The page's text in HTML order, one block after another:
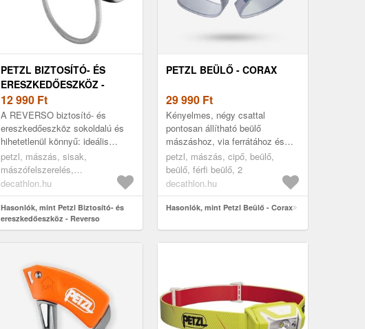
PETZL BIZTOSÍTÓ- ÉS
ERESZKEDŐESZKÖZ -
REVERSO
12 990 Ft
A REVERSO biztosító- és
ereszkedőeszköz sokoldalú és
hihetetlenül könnyű: ideális
sziklamászáshoz, nagyfalra és
alpinizmushoz. Ideális a mászó
bizt...
petzl, mászás, sisak,
mászófelszerelés,
biztosítóeszköz, ......
decathlon.hu
Hasonlók, mint Petzl Biztosító- és
ereszkedőeszköz - Reverso
PETZL BEÜLŐ - CORAX
29 990 Ft
Kényelmes, négy csattal
pontosan állítható beülő
mászáshoz, via ferrátához és
alpinizmushoz. Kényelmes
beülőt keresel, sokoldalú
használatra? Széle...
petzl, mászás, cipő, beülő,
beülő, férfi beülő, 2
decathlon.hu
Hasonlók, mint Petzl Beülő - Corax